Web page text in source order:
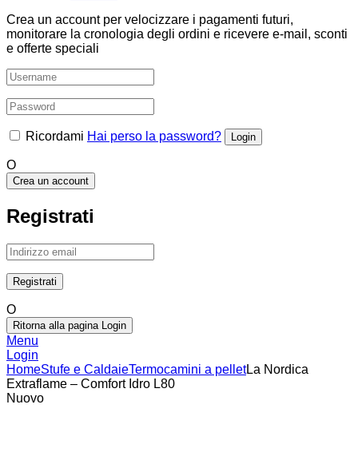
Crea un account per velocizzare i pagamenti futuri,
monitorare la cronologia degli ordini e ricevere e-mail, sconti
e offerte speciali
Ricordami Hai perso la password?
O
Crea un account
Registrati
O
Ritorna alla pagina Login
Menu
Login
HomeStufe e CaldaieTermocamini a pelletLa Nordica
Extraflame – Comfort Idro L80
Nuovo